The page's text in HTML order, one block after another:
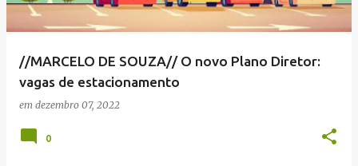
//MARCELO DE SOUZA// O novo Plano Diretor:
vagas de estacionamento
em dezembro 07, 2022
0